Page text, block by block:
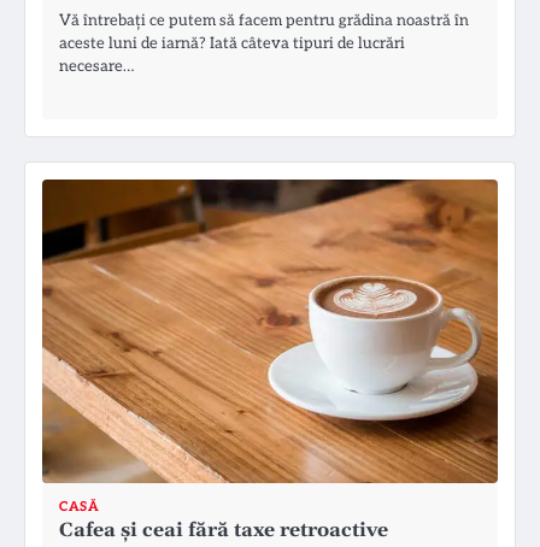
Vă întrebați ce putem să facem pentru grădina noastră în
aceste luni de iarnă? Iată câteva tipuri de lucrări
necesare…
CASĂ
Cafea și ceai fără taxe retroactive